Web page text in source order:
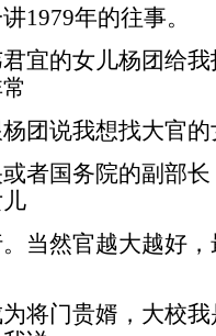
1979年的往事。
宜的女儿杨团给
团说我想找大官的
者国务院的副部
当然官越大越好
将门贵婿，大校